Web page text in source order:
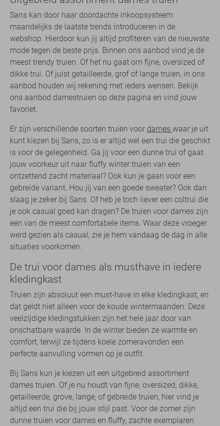
Sans kan door haar doordachte inkoopsysteem
maandelijks de laatste trends introduceren in de
webshop. Hierdoor kun jij altijd profiteren van de nieuwste
mode tegen de beste prijs. Binnen ons aanbod vind je de
meest trendy truien. Of het nu gaat om fijne, oversized of
dikke trui. Of juist getailleerde, grof of lange truien, in ons
aanbod houden wij rekening met ieders wensen. Bekijk
ons aanbod damestruien op deze pagina en vind jouw
favoriet.
Er zijn verschillende soorten truien voor dames waar je uit
kunt kiezen bij Sans, zo is er altijd wel een trui die geschikt
is voor de gelegenheid. Ga jij voor een dunne trui of gaat
jouw voorkeur uit naar fluffy winter truien van een
ontzettend zacht materiaal? Ook kun je gaan voor een
gebreide variant. Hou jij van een goede sweater? Ook dan
slaag je zeker bij Sans. Of heb je toch liever een coltrui die
je ook casual goed kan dragen? De truien voor dames zijn
een van de meest comfortabele items. Waar deze vroeger
werd gezien als casual, zie je hem vandaag de dag in alle
situaties voorkomen.
De trui voor dames als musthave in iedere
kledingkast
Truien zijn absoluut een must-have in elke kledingkast, en
dat geldt niet alleen voor de koude wintermaanden. Deze
veelzijdige kledingstukken zijn het hele jaar door van
onschatbare waarde. In de winter bieden ze warmte en
comfort, terwijl ze tijdens koele zomeravonden een
perfecte aanvulling vormen op je outfit.
Bij Sans kun je kiezen uit een uitgebreid assortiment
dames truien. Of je nu houdt van fijne, oversized, dikke,
getailleerde, grove, lange, of gebreide truien, hier vind je
altijd een trui die bij jouw stijl past. Voor de zomer zijn
dunne truien voor dames en fluffy, zachte exemplaren